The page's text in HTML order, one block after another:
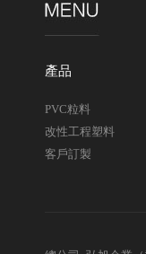
產品
PVC粒料
改性工程塑料
客戶訂製